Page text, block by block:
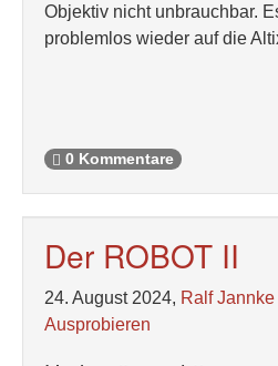
Objektiv nicht unbrauchbar.
problemlos wieder auf die
0 Kommentare
Der ROBOT II
24. August 2024, Ralf Jannke
Ausprobieren